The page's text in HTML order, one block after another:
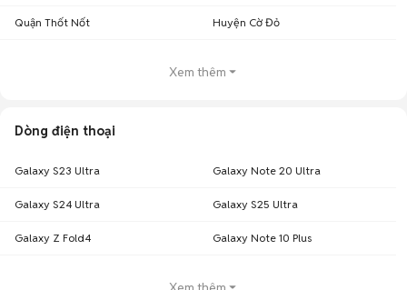
Quận Thốt Nốt Huyện Cờ Đỏ
Xem thêm
Dòng điện thoại
Galaxy S23 Ultra Galaxy Note 20 Ultra
Galaxy S24 Ultra Galaxy S25 Ultra
Galaxy Z Fold4 Galaxy Note 10 Plus